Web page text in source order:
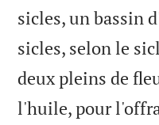
sicles, un bassin
sicles, selon le
deux pleins de
l'huile, pour